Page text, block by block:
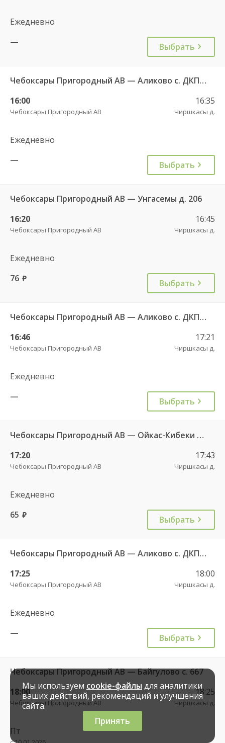
Ежедневно
—
Выбрать
Чебоксары Пригородный АВ — Аликово с. ДКП 520
16:00
Чебоксары Пригородный АВ
16:35
Чиршкасы д.
Ежедневно
—
Выбрать
Чебоксары Пригородный АВ — Унгасемы д. 206
16:20
Чебоксары Пригородный АВ
16:45
Чиршкасы д.
Ежедневно
76 руб. Выбрать
Чебоксары Пригородный АВ — Аликово с. ДКП 520
16:46
Чебоксары Пригородный АВ
17:21
Чиршкасы д.
Ежедневно
—
Выбрать
Чебоксары Пригородный АВ — Ойкас-Кибеки д. 560
17:20
Чебоксары Пригородный АВ
17:43
Чиршкасы д.
Ежедневно
65 руб. Выбрать
Чебоксары Пригородный АВ — Аликово с. ДКП 520
17:25
Чебоксары Пригородный АВ
18:00
Чиршкасы д.
Ежедневно
—
Выбрать
Чебоксары Пригородный АВ — Байгулово с. 667
18:00
Чебоксары Пригородный АВ
18:25
Чиршкасы д.
Пт
Мы используем cookie-файлы для аналитики
ваших действий, рекомендаций и улучшения
сайта.
Принять